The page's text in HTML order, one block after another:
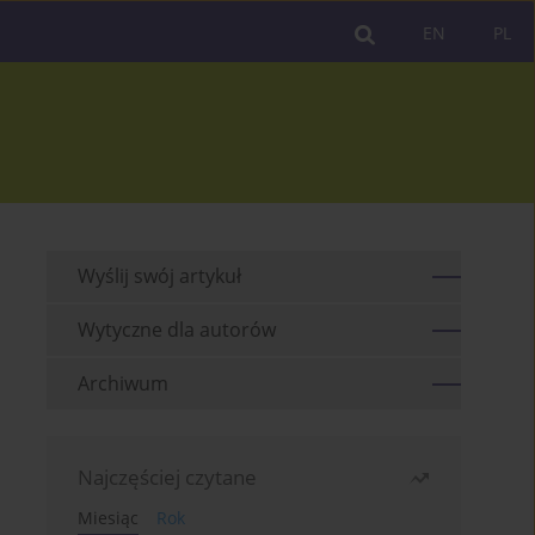
PL
EN
Wyślij swój artykuł
Wytyczne dla autorów
Archiwum
Najczęściej czytane
Miesiąc
Rok